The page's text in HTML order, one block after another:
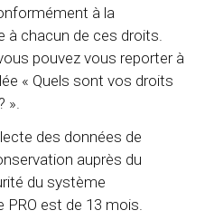
à la
à chacun de ces droits.
pouvez vous reporter à
« Quels sont vos droits
».
des données de
auprès du
du système
PRO est de 13 mois.